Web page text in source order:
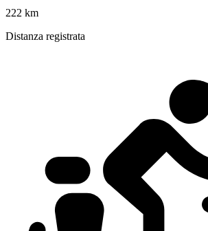
222 km
Distanza registrata